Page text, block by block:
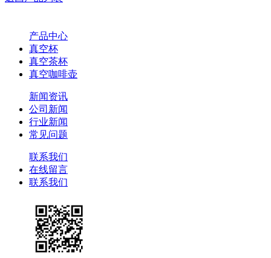
产品中心
真空杯
真空茶杯
真空咖啡壶
新闻资讯
公司新闻
行业新闻
常见问题
联系我们
在线留言
联系我们